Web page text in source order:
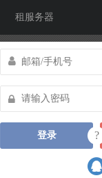
租服务器
登录 ?